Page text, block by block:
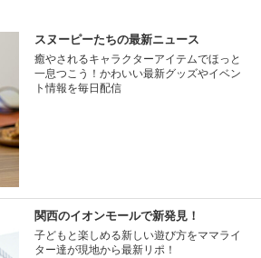
スヌーピーたちの最新ニュース
癒やされるキャラクターアイテムでほっと
一息つこう！かわいい最新グッズやイベン
ト情報を毎日配信
関西のイオンモールで新発見！
子どもと楽しめる新しい遊び方をママライ
ター達が現地から最新リポ！